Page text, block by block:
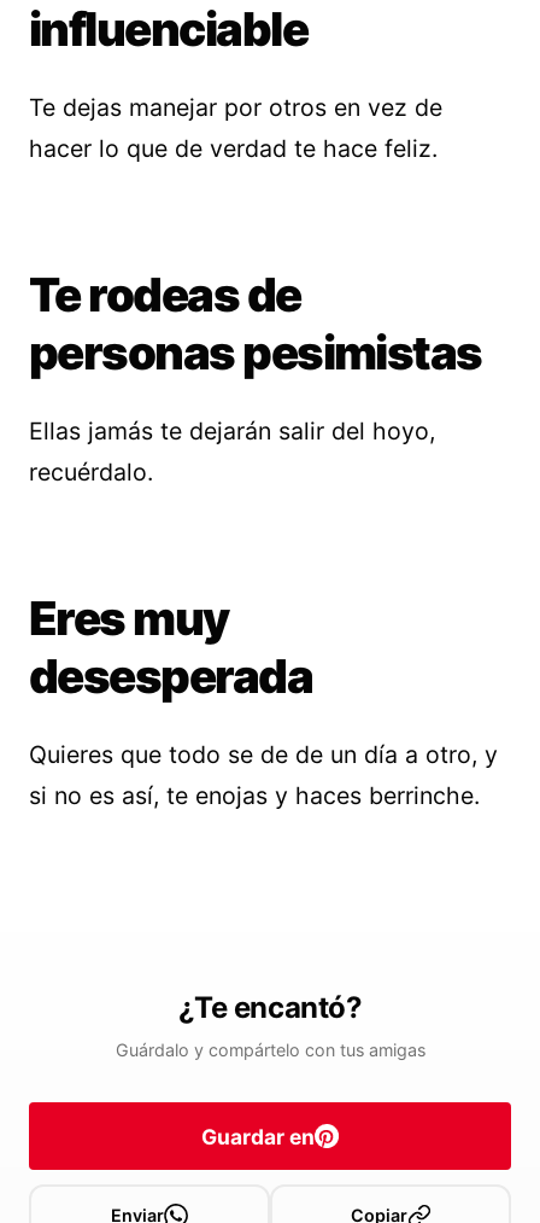
influenciable
Te dejas manejar por otros en vez de
hacer lo que de verdad te hace feliz.
Te rodeas de
personas pesimistas
Ellas jamás te dejarán salir del hoyo,
recuérdalo.
Eres muy
desesperada
Quieres que todo se de de un día a otro, y
si no es así, te enojas y haces berrinche.
¿Te encantó?
Guárdalo y compártelo con tus amigas
Guardar en
Enviar Copiar